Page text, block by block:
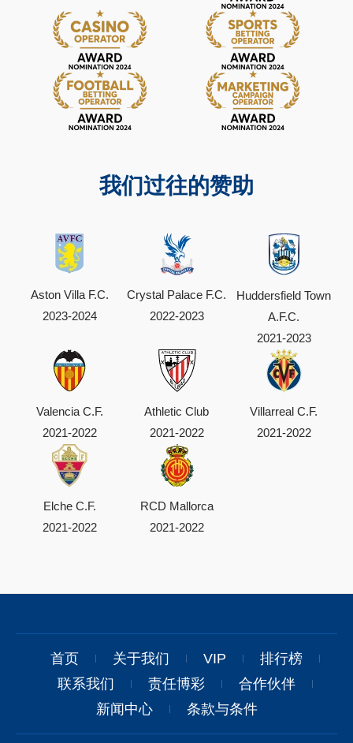
我们过往的赞助
Aston Villa F.C.
2023-2024
Crystal Palace F.C.
2022-2023
Huddersfield Town
A.F.C.
2021-2023
Valencia C.F.
2021-2022
Athletic Club
2021-2022
Villarreal C.F.
2021-2022
Elche C.F.
2021-2022
RCD Mallorca
2021-2022
首页 关于我们 VIP
排行榜
联系我们
责任博彩
合作伙伴
新闻中心
条款与条件